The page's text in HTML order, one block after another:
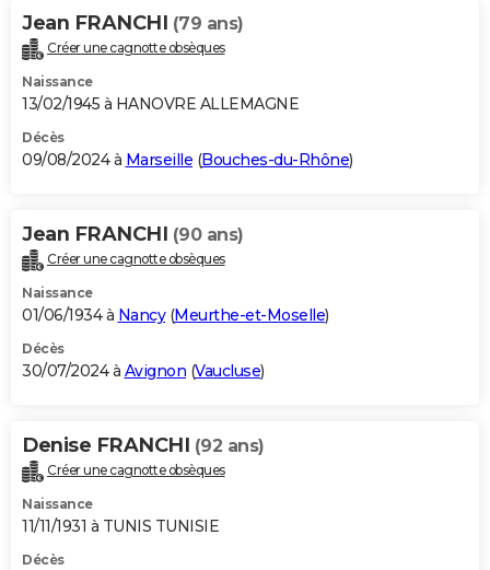
Jean FRANCHI (79 ans)
Créer une cagnotte obsèques
Naissance
13/02/1945 à HANOVRE ALLEMAGNE
Décès
09/08/2024 à Marseille (Bouches-du-Rhône)
Jean FRANCHI (90 ans)
Créer une cagnotte obsèques
Naissance
01/06/1934 à Nancy(Meurthe-et-Moselle)
Décès
30/07/2024 à Avignon (Vaucluse)
Denise FRANCHI (92 ans)
Créer une cagnotte obsèques
Naissance
11/11/1931 à TUNIS TUNISIE
Décès